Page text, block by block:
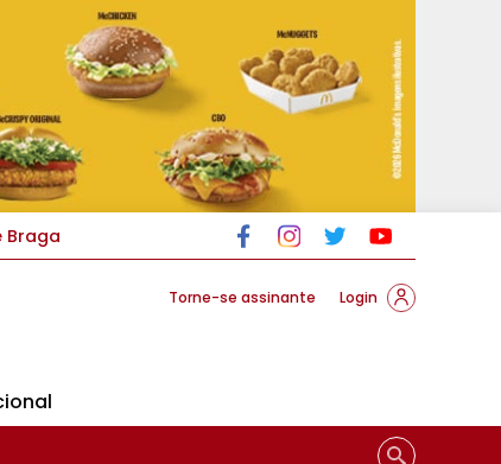
Braga
Torne-se assinante Login